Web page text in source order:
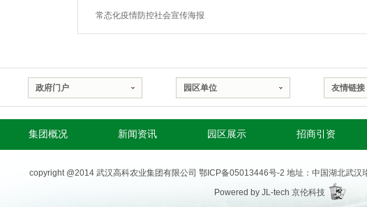
常态化疫情防控社会宣传海报
政府门户 园区单位 友情链接
集团概况 新闻资讯 园区展示 招商引资
copyright @2014 武汉高科农业集团有限公司 鄂ICP备05013446号-2 地址：中国湖北武汉
Powered by JL-tech 京伦科技